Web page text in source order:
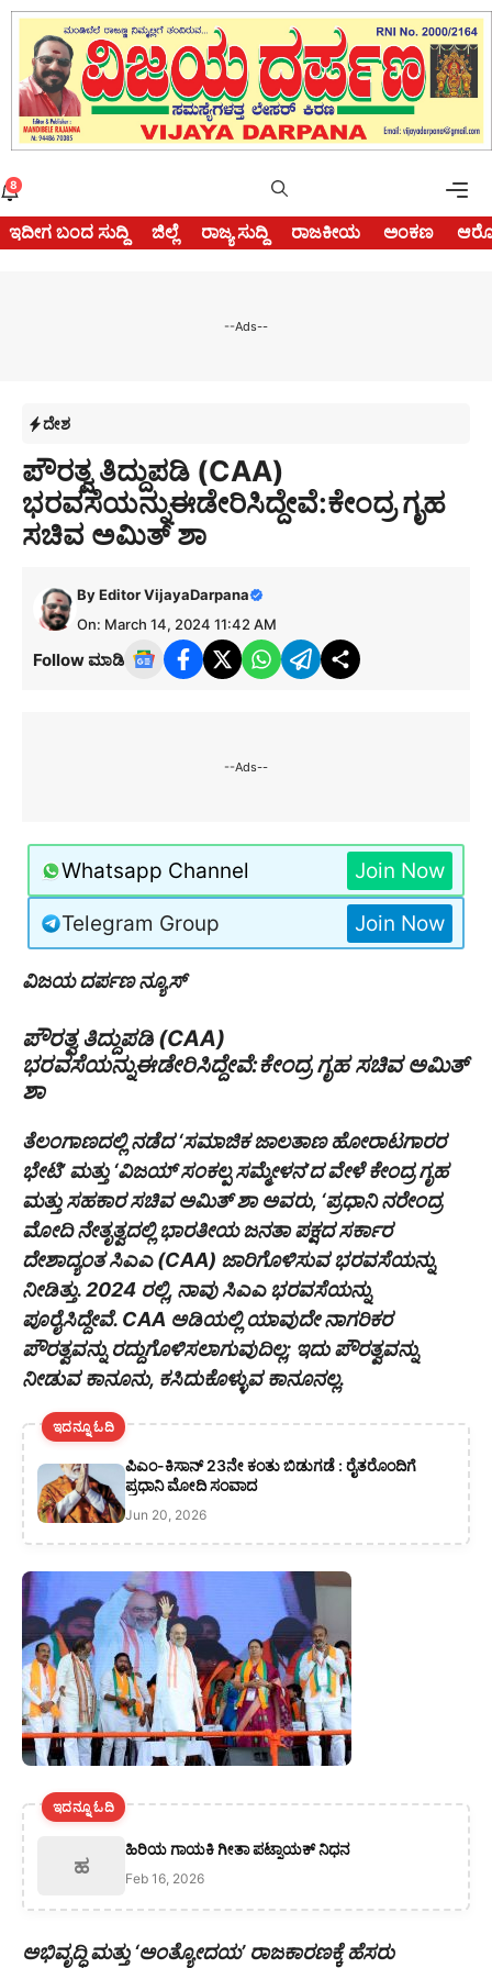
Skip
content
8
ಇದೀಗ ಬಂದ ಸುದ್ದಿ ಜಿಲ್ಲೆ ರಾಜ್ಯ ಸುದ್ದಿ ರಾಜಕೀಯ ಅಂಕಣ
--Ads--
ದೇಶ
ಪೌರತ್ವ ತಿದ್ದುಪಡಿ (CAA)
ಭರವಸೆಯನ್ನುಈಡೇರಿಸಿದ್ದೇವೆ:ಕೇಂದ್ರ ಗೃಹ
ಸಚಿವ ಅಮಿತ್ ಶಾ
ByEditor VijayaDarpana
On: March 14, 2024 11:42 AM
Follow ಮಾಡಿ
--Ads--
Whatsapp Channel Join Now
Telegram Group Join Now
ವಿಜಯ ದರ್ಪಣ ನ್ಯೂಸ್
ಪೌರತ್ವ ತಿದ್ದುಪಡಿ (CAA)
ಭರವಸೆಯನ್ನುಈಡೇರಿಸಿದ್ದೇವೆ:ಕೇಂದ್ರ ಗೃಹ ಸಚಿವ ಅಮಿತ್
ಶಾ
ತೆಲಂಗಾಣದಲ್ಲಿ ನಡೆದ ‘ಸಮಾಜಿಕ ಜಾಲತಾಣ ಹೋರಾಟಗಾರರ
ಭೇಟಿ’ ಮತ್ತು ‘ವಿಜಯ್ ಸಂಕಲ್ಪ ಸಮ್ಮೇಳನ’ದ ವೇಳೆ ಕೇಂದ್ರ ಗೃಹ
ಮತ್ತು ಸಹಕಾರ ಸಚಿವ ಅಮಿತ್ ಶಾ ಅವರು, ‘ಪ್ರಧಾನಿ ನರೇಂದ್ರ
ಮೋದಿ ನೇತೃತ್ವದಲ್ಲಿ ಭಾರತೀಯ ಜನತಾ ಪಕ್ಷದ ಸರ್ಕಾರ
ದೇಶಾದ್ಯಂತ ಸಿಎಎ (CAA) ಜಾರಿಗೊಳಿಸುವ ಭರವಸೆಯನ್ನು
ನೀಡಿತ್ತು. 2024 ರಲ್ಲಿ, ನಾವು ಸಿಎಎ ಭರವಸೆಯನ್ನು
ಪೂರೈಸಿದ್ದೇವೆ. CAA ಅಡಿಯಲ್ಲಿ ಯಾವುದೇ ನಾಗರಿಕರ
ಪೌರತ್ವವನ್ನು ರದ್ದುಗೊಳಿಸಲಾಗುವುದಿಲ್ಲ; ಇದು ಪೌರತ್ವವನ್ನು
ನೀಡುವ ಕಾನೂನು, ಕಸಿದುಕೊಳ್ಳುವ ಕಾನೂನಲ್ಲ.
ಇದನ್ನೂ ಓದಿ
ಪಿಎಂ-ಕಿಸಾನ್ 23ನೇ ಕಂತು ಬಿಡುಗಡೆ : ರೈತರೊಂದಿಗೆ
ಪ್ರಧಾನಿ ಮೋದಿ ಸಂವಾದ
Jun 20, 2026
ಇದನ್ನೂ ಓದಿ
ಹ
ಹಿರಿಯ ಗಾಯಕಿ ಗೀತಾ ಪಟ್ನಾಯಕ್ ನಿಧನ
Feb 16, 2026
ಅಭಿವೃದ್ಧಿ ಮತ್ತು ‘ಅಂತ್ಯೋದಯ’ ರಾಜಕಾರಣಕ್ಕೆ ಹೆಸರು